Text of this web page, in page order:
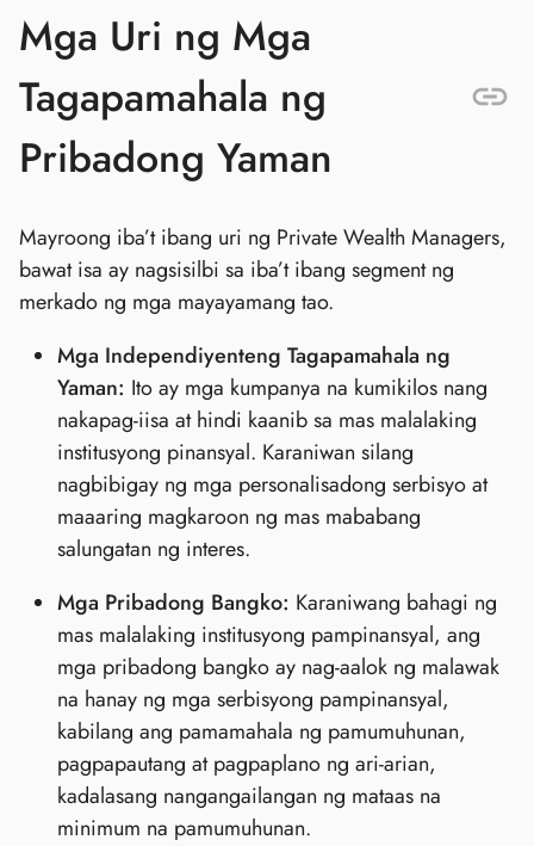
Mga Uri ng Mga
Tagapamahala ng
Pribadong Yaman
Mayroong iba’t ibang uri ng Private Wealth Managers,
bawat isa ay nagsisilbi sa iba’t ibang segment ng
merkado ng mga mayayamang tao.
Mga Independiyenteng Tagapamahala ng
Yaman: Ito ay mga kumpanya na kumikilos nang
nakapag-iisa at hindi kaanib sa mas malalaking
institusyong pinansyal. Karaniwan silang
nagbibigay ng mga personalisadong serbisyo at
maaaring magkaroon ng mas mababang
salungatan ng interes.
Mga Pribadong Bangko: Karaniwang bahagi ng
mas malalaking institusyong pampinansyal, ang
mga pribadong bangko ay nag-aalok ng malawak
na hanay ng mga serbisyong pampinansyal,
kabilang ang pamamahala ng pamumuhunan,
pagpapautang at pagpaplano ng ari-arian,
kadalasang nangangailangan ng mataas na
minimum na pamumuhunan.